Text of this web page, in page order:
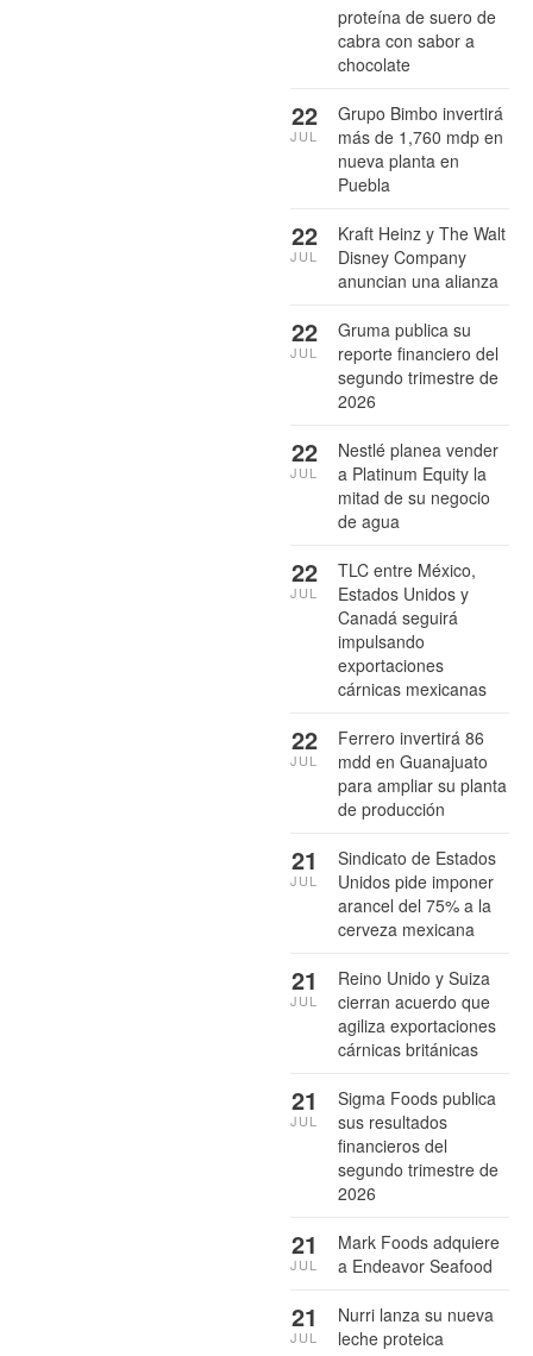
proteína de suero de
cabra con sabor a
chocolate
Grupo Bimbo invertirá
más de 1,760 mdp en
nueva planta en
Puebla
22
JUL
Kraft Heinz y The Walt
Disney Company
anuncian una alianza
22
JUL
Gruma publica su
reporte financiero del
segundo trimestre de
2026
22
JUL
Nestlé planea vender
a Platinum Equity la
mitad de su negocio
de agua
22
JUL
TLC entre México,
Estados Unidos y
Canadá seguirá
impulsando
exportaciones
cárnicas mexicanas
22
JUL
Ferrero invertirá 86
mdd en Guanajuato
para ampliar su planta
de producción
22
JUL
Sindicato de Estados
Unidos pide imponer
arancel del 75% a la
cerveza mexicana
21
JUL
Reino Unido y Suiza
cierran acuerdo que
agiliza exportaciones
cárnicas británicas
21
JUL
Sigma Foods publica
sus resultados
financieros del
segundo trimestre de
2026
21
JUL
Mark Foods adquiere
a Endeavor Seafood
21
JUL
Nurri lanza su nueva
leche proteica
21
JUL